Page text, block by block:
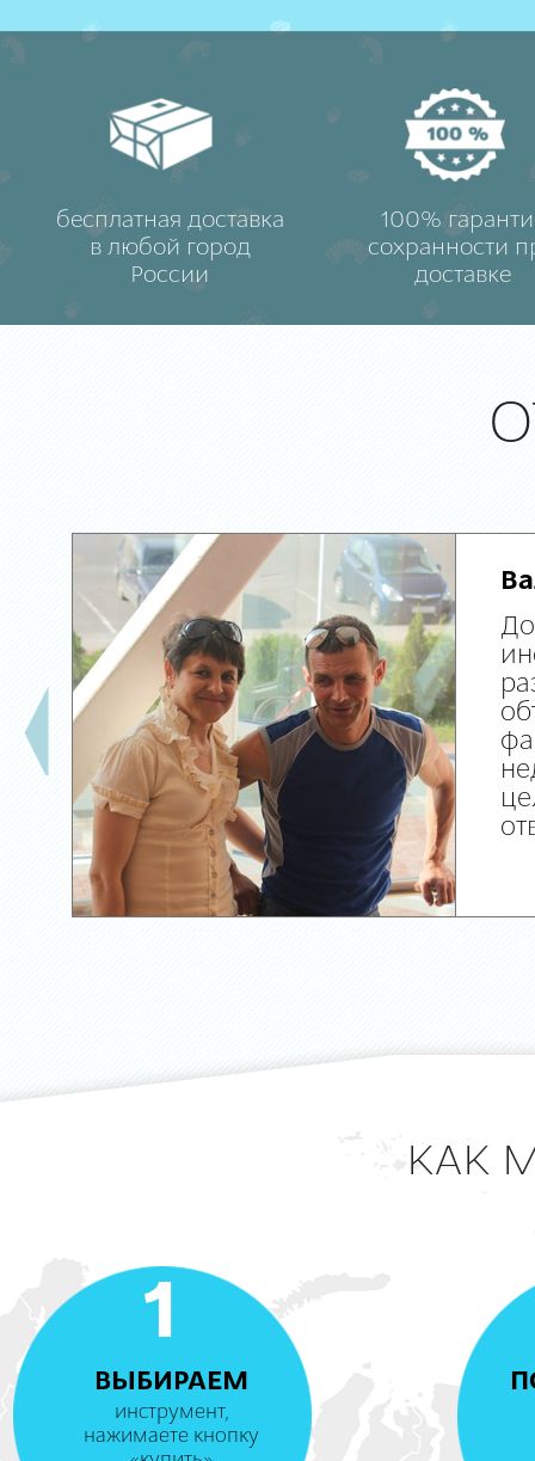
бесплатная доставка
в любой город
России
100%
сохранности
доставке
КАК
1
ВЫБИРАЕМ
инструмент,
нажимаете кнопку